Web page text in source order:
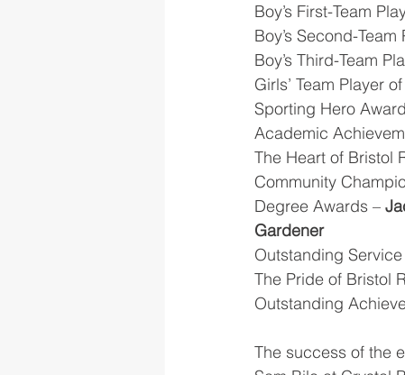
Boy’s First-Team
Boy’s Second-
Boy’s Third-Team
Girls’ Team Player
Sporting Hero
Academic
The Heart of Bristol
Community
Degree Awards –
Gardener
Outstanding
The Pride of Bristol
Outstanding
The success of the